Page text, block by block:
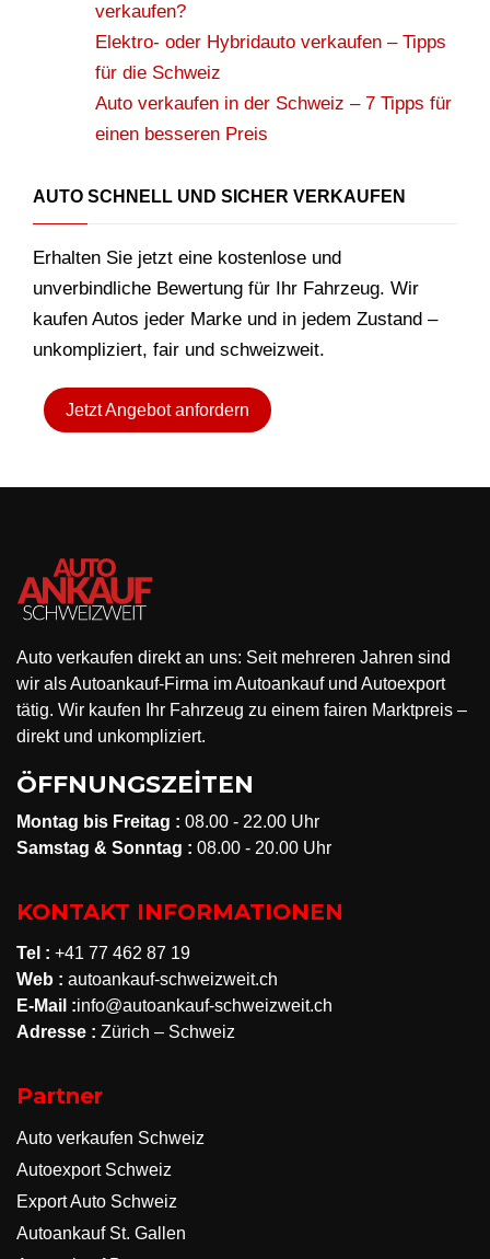
verkaufen?
Elektro- oder Hybridauto verkaufen – Tipps
für die Schweiz
Auto verkaufen in der Schweiz – 7 Tipps für
einen besseren Preis
AUTO SCHNELL UND SICHER VERKAUFEN
Erhalten Sie jetzt eine kostenlose und
unverbindliche Bewertung für Ihr Fahrzeug. Wir
kaufen Autos jeder Marke und in jedem Zustand –
unkompliziert, fair und schweizweit.
Jetzt Angebot anfordern
Auto verkaufen direkt an uns: Seit mehreren Jahren sind
wir als Autoankauf-Firma im Autoankauf und Autoexport
tätig. Wir kaufen Ihr Fahrzeug zu einem fairen Marktpreis –
direkt und unkompliziert.
ÖFFNUNGSZEİTEN
Montag bis Freitag : 08.00 - 22.00 Uhr
Samstag & Sonntag : 08.00 - 20.00 Uhr
KONTAKT INFORMATIONEN
Tel : +41 77 462 87 19
Web : autoankauf-schweizweit.ch
E-Mail :info@autoankauf-schweizweit.ch
Adresse : Zürich – Schweiz
Partner
Auto verkaufen Schweiz
Autoexport Schweiz
Export Auto Schweiz
Autoankauf St. Gallen